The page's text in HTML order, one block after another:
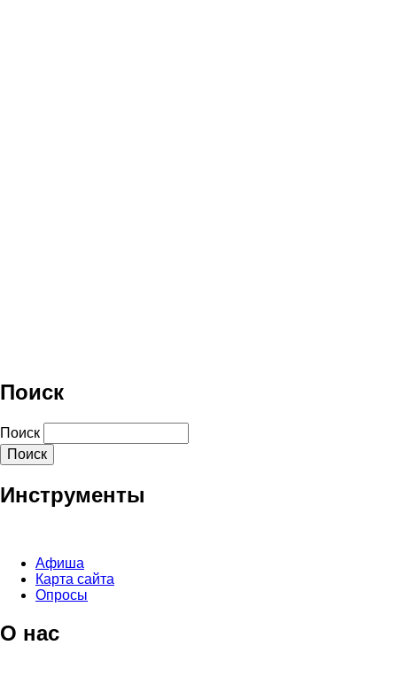
Поиск
Поиск
Инструменты
Афиша
Карта сайта
Опросы
О нас